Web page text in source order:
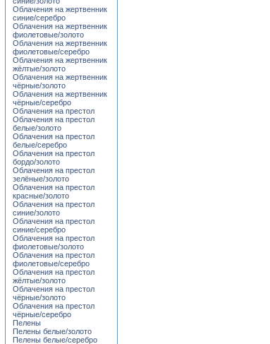
Облачения на жертвенник
синие/серебро
Облачения на жертвенник
фиолетовые/золото
Облачения на жертвенник
фиолетовые/серебро
Облачения на жертвенник
жёлтые/золото
Облачения на жертвенник
чёрные/золото
Облачения на жертвенник
чёрные/серебро
Облачения на престол
Облачения на престол
белые/золото
Облачения на престол
белые/серебро
Облачения на престол
бордо/золото
Облачения на престол
зелёные/золото
Облачения на престол
красные/золото
Облачения на престол
синие/золото
Облачения на престол
синие/серебро
Облачения на престол
фиолетовые/золото
Облачения на престол
фиолетовые/серебро
Облачения на престол
жёлтые/золото
Облачения на престол
чёрные/золото
Облачения на престол
чёрные/серебро
Пелены
Пелены белые/золото
Пелены белые/серебро